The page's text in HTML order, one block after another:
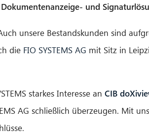
und
unsere Bestandskunden sind
die FIO SYSTEMS AG mit Sitz in
starkes Interesse an CIB
AG schließlich überzeugen. Mit